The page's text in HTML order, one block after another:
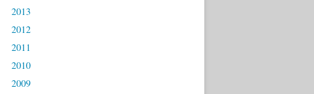
2013
2012
2011
2010
2009